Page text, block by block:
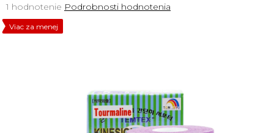
Viac za menej
Priemerné
hodnotenie
produktu
1 hodnotenie Podrobnosti hodnotenia